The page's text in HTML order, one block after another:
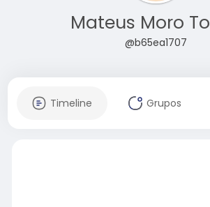
Mateus Moro
@b65ea1707
Timeline Grupos